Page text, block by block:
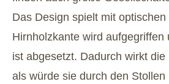
Das Design spielt mit
Hirnholzkante wird aufgegriffen
ist abgesetzt. Dadurch wirkt
als würde sie durch den Stollen